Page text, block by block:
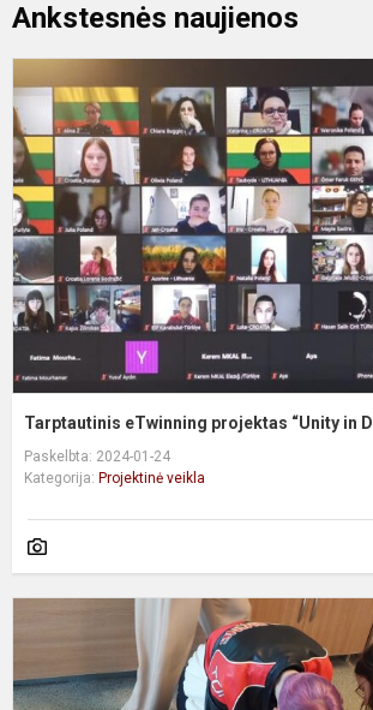
Ankstesnės naujienos
Tarptautinis eTwinning projektas “Unity in
Paskelbta: 2024-01-24
Kategorija: Projektinė veikla